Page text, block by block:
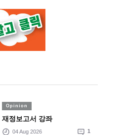
Opinion
재정보고서 강좌
04 Aug 2026 1